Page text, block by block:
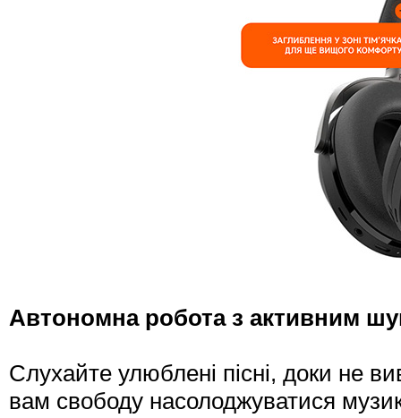
Автономна робота з активним
Слухайте улюблені пісні, доки не
вам свободу насолоджуватися